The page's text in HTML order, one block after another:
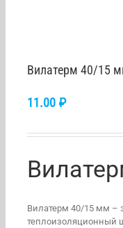
Вилатерм 40/15
11.00 ₽
Вилатерм 40/15 мм –
теплоизоляционный